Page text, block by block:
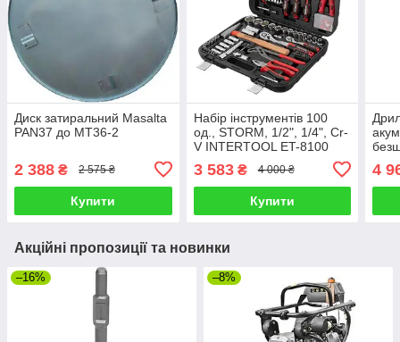
Диск затиральний Masalta
PAN37 до MT36-2
2 388 ₴ 2 575 ₴
Купити
Набір інструментів 100
од., STORM, 1/2", 1/4", Cr-
V INTERTOOL ET-8100
3 583₴ 4 000 ₴
Купити
об/
4
Акційні пропозиції та новинки
–16% –8%